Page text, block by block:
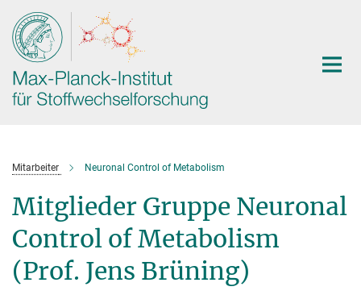
Hauptinhalt
Mitarbeiter Neuronal Control of Metabolism
Mitglieder Gruppe Neuronal
Control of Metabolism
(Prof. Jens Brüning)